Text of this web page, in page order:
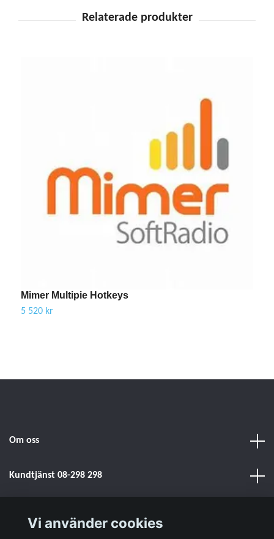
Mimer Multipie Hotkeys
5 520 kr
Om oss
Kundtjänst 08-298 298
Vi använder cookies